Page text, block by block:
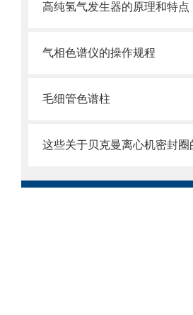
高纯氢气发生器的原理和特点
气相色谱仪的操作规程
毛细管色谱柱